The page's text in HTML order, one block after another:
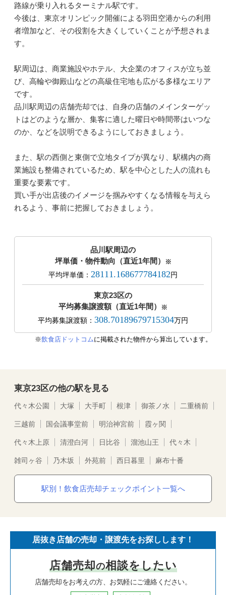
路線が乗り入れるターミナル駅です。
今後は、東京オリンピック開催による羽田空港からの利用
者増加など、その役割を大きくしていくことが予想されま
す。
駅周辺は、商業施設やホテル、大企業のオフィスが立ち並
び、高輪や御殿山などの高級住宅地も広がる多様なエリア
です。
品川駅周辺の店舗売却では、自身の店舗のメインターゲッ
トはどのような層か、集客に適した曜日や時間帯はいつな
のか、などを説明できるようにしておきましょう。
また、駅の西側と東側で立地タイプが異なり、駅構内の商
業施設も整備されているため、駅を中心とした人の流れも
重要な要素です。
買い手が出店後のイメージを掴みやすくなる情報を与えら
れるよう、事前に把握しておきましょう。
品川駅周辺の
坪単価・物件動向（直近1年間）
※
平均坪単価： 28111.168677784182円
東京23区の
平均募集譲渡額（直近1年間）
※
平均募集譲渡額： 308.70189679715304万円
※飲食店ドットコムに掲載された物件から算出しています。
東京23区の他の駅を見る
代々木公園 大塚 大手町 根津 御茶ノ水 二重橋前
三越前 国会議事堂前 明治神宮前 霞ヶ関
代々木上原 清澄白河 日比谷 溜池山王 代々木
雑司ヶ谷 乃木坂 外苑前 西日暮里 麻布十番
駅別！飲食店売却チェックポイント一覧へ
居抜き店舗の売却・譲渡先をお探しします！
店舗売却の相談をしたい
店舗売却をお考えの方、お気軽にご連絡ください。